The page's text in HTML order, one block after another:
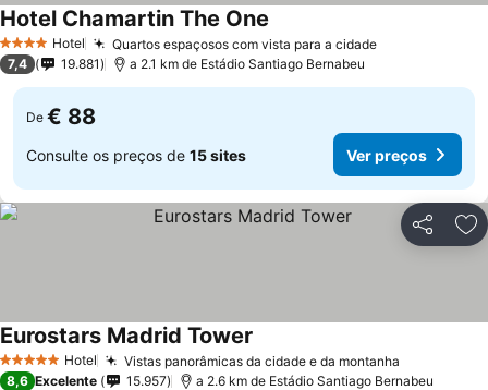
4 EstrelasHotel Quartos espaçosos com vista para a cidadeVer preços
Hotel Chamartin The One
7,4 19.881 a 2.1 km de Estádio Santiago Bernabeu
De € 88
Consulte os preços de 15 sites Ver preços
Partilhar
5 Estrelas Hotel Vistas panorâmicas da cidade e da montanha
Eurostars Madrid Tower
8,6 Excelente 15.957 a 2.6 km de Estádio Santiago Bernabeu